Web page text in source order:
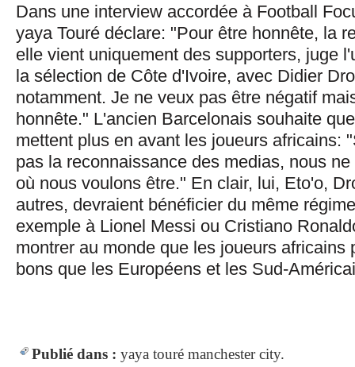
Dans une interview accordée à Football
yaya Touré déclare: "Pour être honnête, la
elle vient uniquement des supporters, juge
la sélection de Côte d'Ivoire, avec Didier
notamment. Je ne veux pas être négatif
honnête." L'ancien Barcelonais souhaite
mettent plus en avant les joueurs africains:
pas la reconnaissance des medias, nous
où nous voulons être." En clair, lui, Eto'o,
autres, devraient bénéficier du même
exemple à Lionel Messi ou Cristiano
montrer au monde que les joueurs africains
bons que les Européens et les Sud-
Publié dans : yaya touré manchester city.